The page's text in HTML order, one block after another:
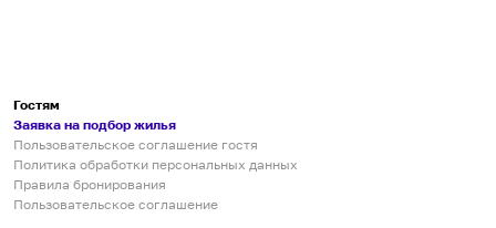
Гостям
Заявка на подбор жилья
Пользовательское соглашение гостя
Политика обработки персональных данных
Правила бронирования
Пользовательское соглашение